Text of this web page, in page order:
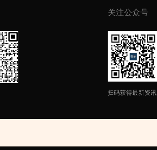
关注公众号
扫码获得最新资讯